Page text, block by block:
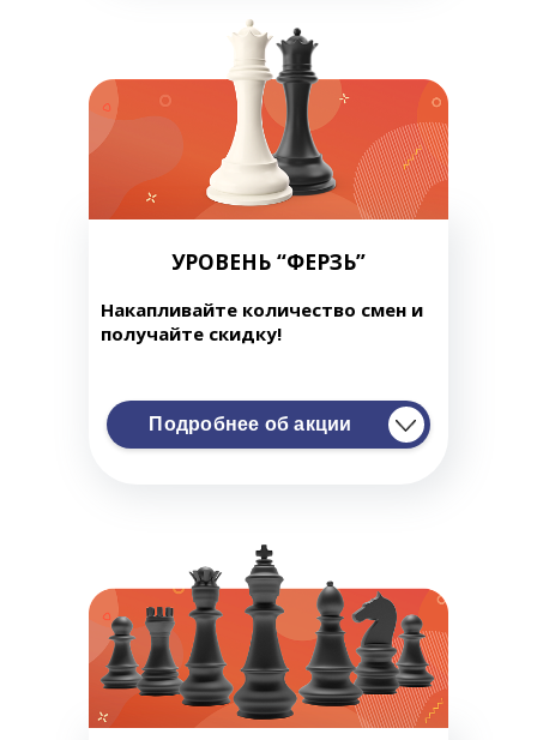
УРОВЕНЬ “ФЕРЗЬ”
Накапливайте количество смен и
получайте скидку!
Подробнее об акции